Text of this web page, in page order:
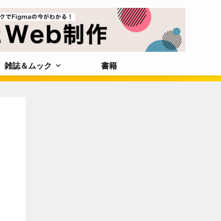
雑誌＆ムック 書籍